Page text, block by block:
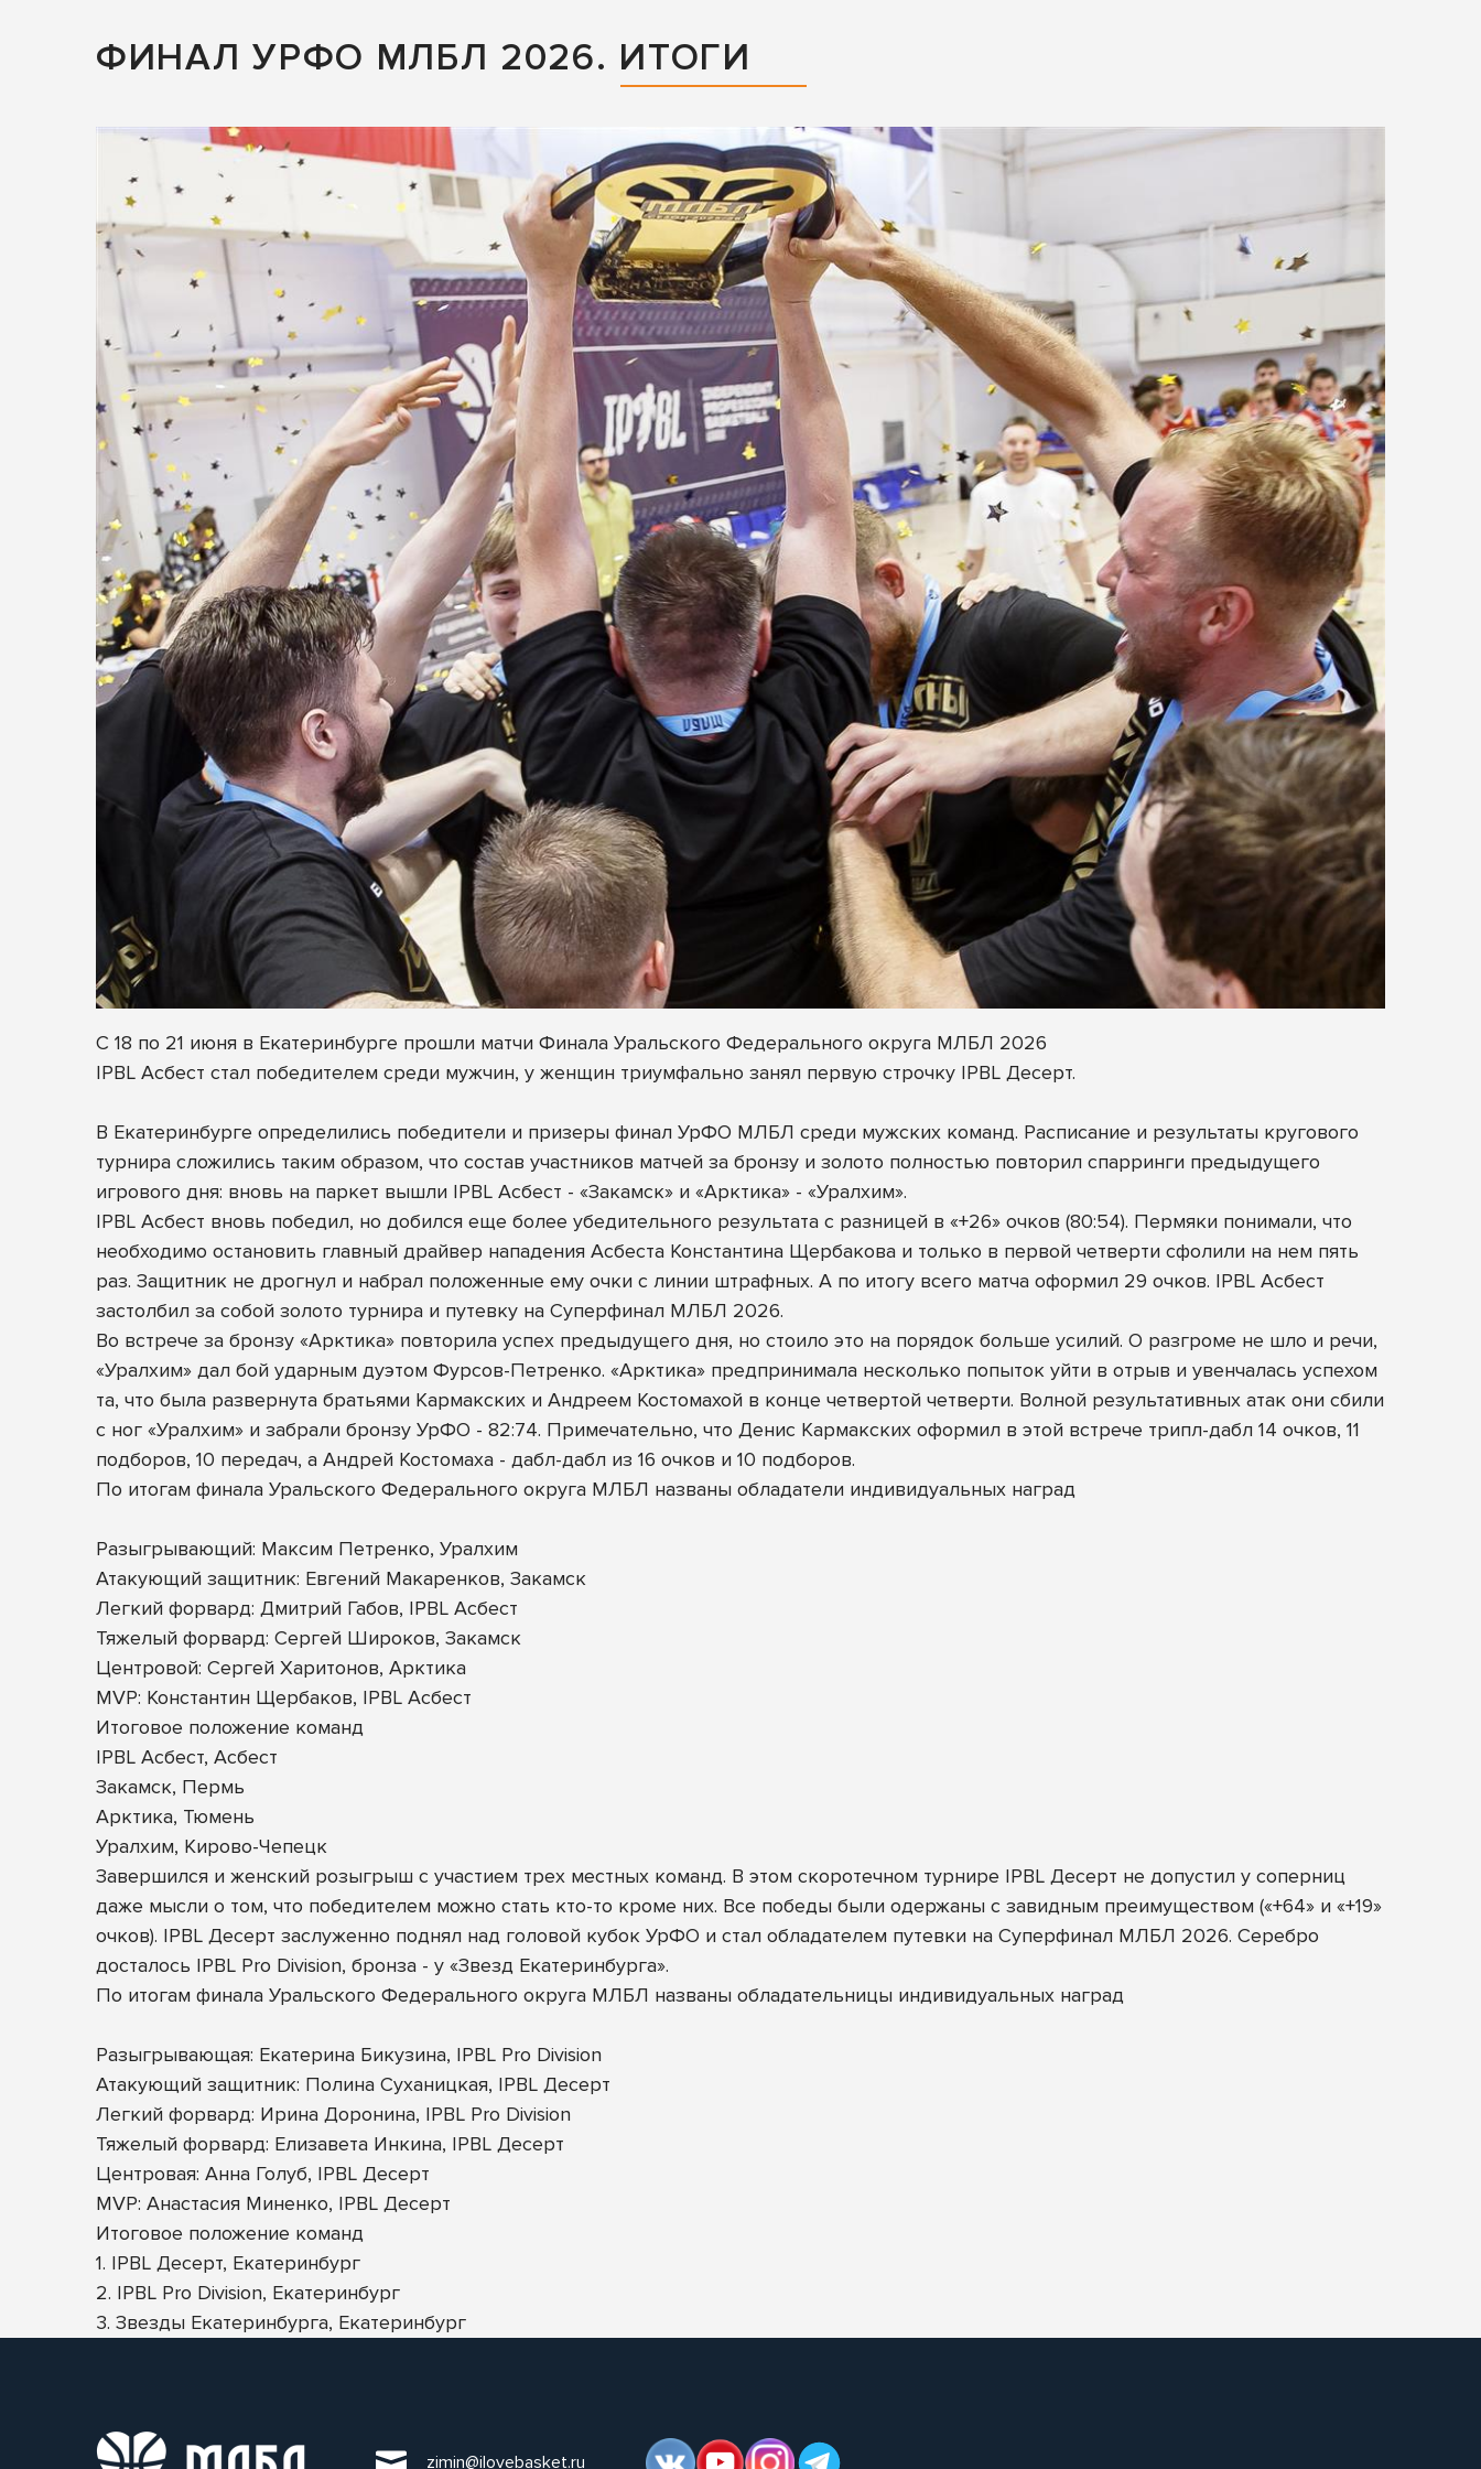
ФИНАЛ УРФО МЛБЛ 2026. ИТОГИ
С 18 по 21 июня в Екатеринбурге прошли матчи Финала Уральского Федерального округа МЛБЛ 2026
IPBL Асбест стал победителем среди мужчин, у женщин триумфально занял первую строчку IPBL Десерт.
В Екатеринбурге определились победители и призеры финал УрФО МЛБЛ среди мужских команд. Расписание и результаты кругового
турнира сложились таким образом, что состав участников матчей за бронзу и золото полностью повторил спарринги предыдущего
игрового дня: вновь на паркет вышли IPBL Асбест - «Закамск» и «Арктика» - «Уралхим».
IPBL Асбест вновь победил, но добился еще более убедительного результата с разницей в «+26» очков (80:54). Пермяки понимали, что
необходимо остановить главный драйвер нападения Асбеста Константина Щербакова и только в первой четверти сфолили на нем пять
раз. Защитник не дрогнул и набрал положенные ему очки с линии штрафных. А по итогу всего матча оформил 29 очков. IPBL Асбест
застолбил за собой золото турнира и путевку на Суперфинал МЛБЛ 2026.
Во встрече за бронзу «Арктика» повторила успех предыдущего дня, но стоило это на порядок больше усилий. О разгроме не шло и речи,
«Уралхим» дал бой ударным дуэтом Фурсов-Петренко. «Арктика» предпринимала несколько попыток уйти в отрыв и увенчалась успехом
та, что была развернута братьями Кармакских и Андреем Костомахой в конце четвертой четверти. Волной результативных атак они сбили
с ног «Уралхим» и забрали бронзу УрФО - 82:74. Примечательно, что Денис Кармакских оформил в этой встрече трипл-дабл 14 очков, 11
подборов, 10 передач, а Андрей Костомаха - дабл-дабл из 16 очков и 10 подборов.
По итогам финала Уральского Федерального округа МЛБЛ названы обладатели индивидуальных наград
Разыгрывающий: Максим Петренко, Уралхим
Атакующий защитник: Евгений Макаренков, Закамск
Легкий форвард: Дмитрий Габов, IPBL Асбест
Тяжелый форвард: Сергей Широков, Закамск
Центровой: Сергей Харитонов, Арктика
MVP: Константин Щербаков, IPBL Асбест
Итоговое положение команд
IPBL Асбест, Асбест
Закамск, Пермь
Арктика, Тюмень
Уралхим, Кирово-Чепецк
Завершился и женский розыгрыш с участием трех местных команд. В этом скоротечном турнире IPBL Десерт не допустил у соперниц
даже мысли о том, что победителем можно стать кто-то кроме них. Все победы были одержаны с завидным преимуществом («+64» и «+19»
очков). IPBL Десерт заслуженно поднял над головой кубок УрФО и стал обладателем путевки на Суперфинал МЛБЛ 2026. Серебро
досталось IPBL Pro Division, бронза - у «Звезд Екатеринбурга».
По итогам финала Уральского Федерального округа МЛБЛ названы обладательницы индивидуальных наград
Разыгрывающая: Екатерина Бикузина, IPBL Pro Division
Атакующий защитник: Полина Суханицкая, IPBL Десерт
Легкий форвард: Ирина Доронина, IPBL Pro Division
Тяжелый форвард: Елизавета Инкина, IPBL Десерт
Центровая: Анна Голуб, IPBL Десерт
MVP: Анастасия Миненко, IPBL Десерт
Итоговое положение команд
1. IPBL Десерт, Екатеринбург
2. IPBL Pro Division, Екатеринбург
3. Звезды Екатеринбурга, Екатеринбург
zimin@ilovebasket.ru